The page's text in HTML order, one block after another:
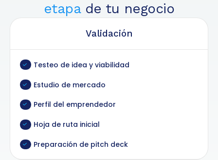
etapade tu negocio
Validación
Testeo de idea y viabilidad
Estudio de mercado
Perfil del emprendedor
Hoja de ruta inicial
Preparación de pitch deck